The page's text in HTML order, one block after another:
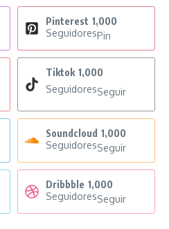
Pinterest 1,000
SeguidoresPin
Tiktok 1,000
SeguidoresSeguir
Soundcloud 1,000
SeguidoresSeguir
Dribbble 1,000
SeguidoresSeguir